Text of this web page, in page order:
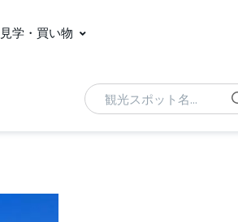
学・買い物
Search